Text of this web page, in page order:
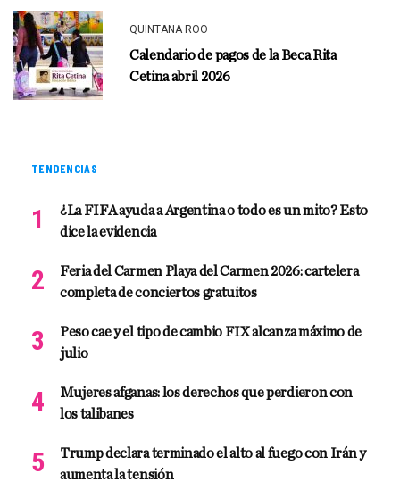
QUINTANA ROO
Calendario de pagos de la Beca Rita
Cetina abril 2026
TENDENCIAS
¿La FIFA ayuda a Argentina o todo es un mito? Esto
dice la evidencia
Feria del Carmen Playa del Carmen 2026: cartelera
completa de conciertos gratuitos
Peso cae y el tipo de cambio FIX alcanza máximo de
julio
Mujeres afganas: los derechos que perdieron con
los talibanes
Trump declara terminado el alto al fuego con Irán y
aumenta la tensión